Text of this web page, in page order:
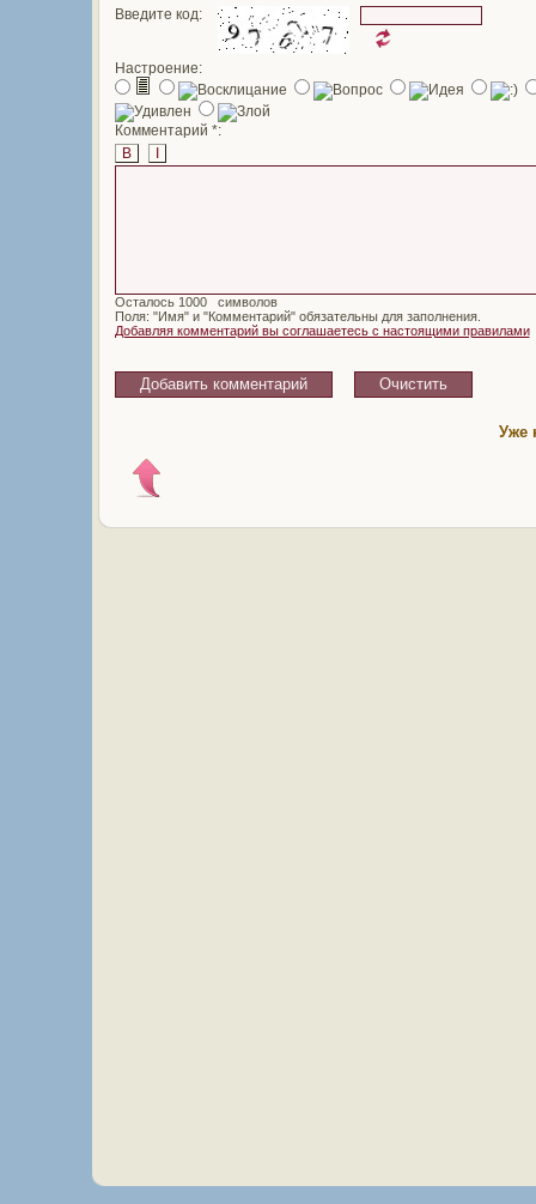
Введите код:
Настроение:
Комментарий *:
B
I
Осталось
символов
Поля: "Имя" и "Комментарий" обязательны для заполнения.
Добавляя комментарий вы соглашаетесь с настоящими правилами
Уже